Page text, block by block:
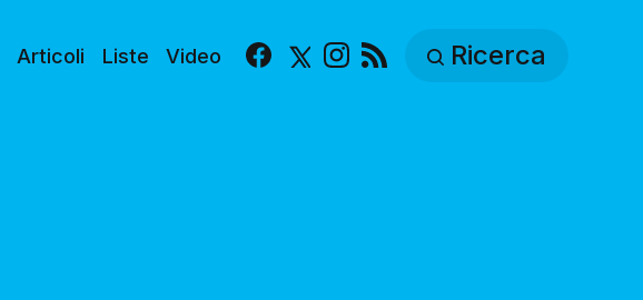
Articoli Liste Video Facebook
X Instagram Ricerca